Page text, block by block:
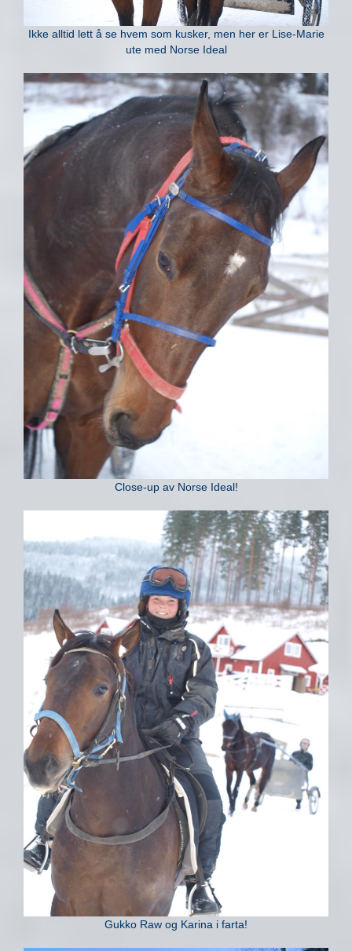
Ikke alltid lett å se hvem som kusker, men her er Lise-Marie
ute med Norse Ideal
Close-up av Norse Ideal!
Gukko Raw og Karina i farta!